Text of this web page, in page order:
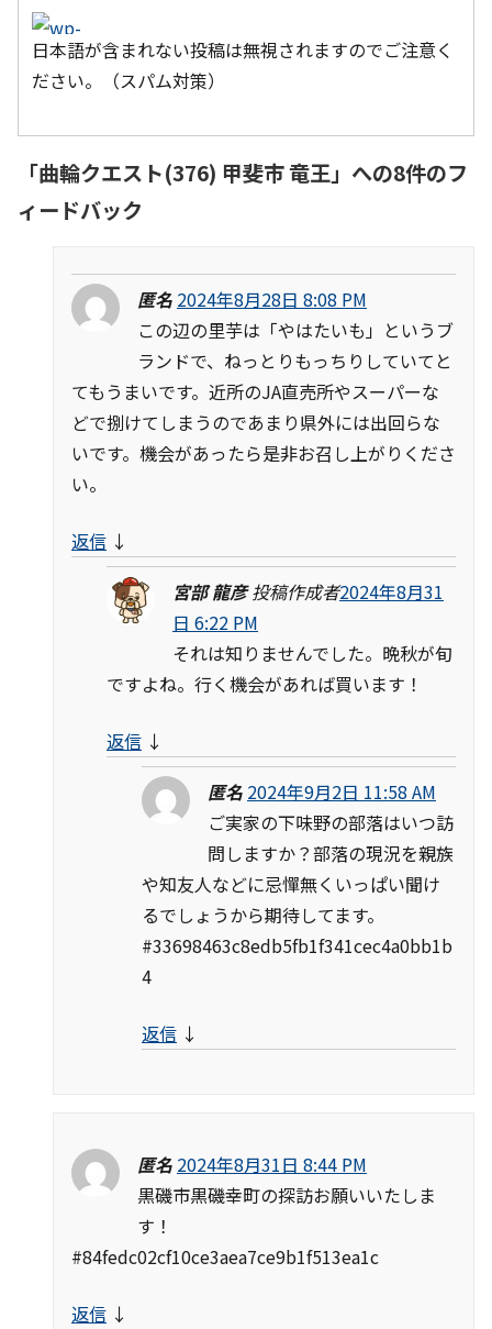
日本語が含まれない投稿は無視されますのでご注意く
ださい。（スパム対策）
「曲輪クエスト(376) 甲斐市 竜王」への8件のフ
ィードバック
匿名 2024年8月28日 8:08 PM
この辺の里芋は「やはたいも」というブ
ランドで、ねっとりもっちりしていてと
てもうまいです。近所のJA直売所やスーパーな
どで捌けてしまうのであまり県外には出回らな
いです。機会があったら是非お召し上がりくださ
い。
返信 ↓
宮部 龍彦 投稿作成者2024年8月31
日 6:22 PM
それは知りませんでした。晩秋が旬
ですよね。行く機会があれば買います！
返信 ↓
匿名 2024年9月2日 11:58 AM
ご実家の下味野の部落はいつ訪
問しますか？部落の現況を親族
や知友人などに忌憚無くいっぱい聞け
るでしょうから期待してます。
#33698463c8edb5fb1f341cec4a0bb1b
4
返信 ↓
匿名 2024年8月31日 8:44 PM
黒磯市黒磯幸町の探訪お願いいたしま
す！
#84fedc02cf10ce3aea7ce9b1f513ea1c
返信 ↓